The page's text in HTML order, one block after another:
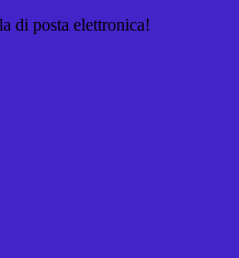
di posta elettronica!